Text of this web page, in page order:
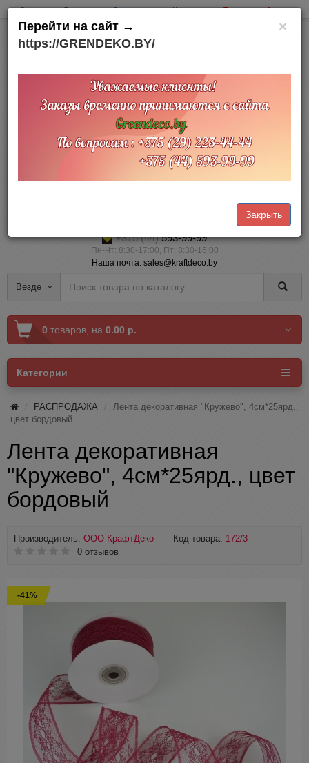
Оплата Доставка О компании Контакты Товары на Акции
Офис и склад:
Минский район
д. Тарасово
Тарасовский пр.,3
Доставка по Беларуси
Прием заказов Online через корзину — 24/7 (наличный и безналичный
+375 (44)593-99-99
Пн-Чт: 8:30-17:00, Пт: 8:30-16:00
Наша почта: sales@kraftdeco.by
Везде
0 товаров, на 0.00 р.
Категории
РАСПРОДАЖА
Лента декоративная "Кружево", 4см*25ярд.,
цвет бордовый
Лента декоративная
"Кружево", 4см*25ярд., цвет
бордовый
Производитель: ООО КрафтДеко Код товара: 172/3
0 отзывов
-41%
×
Перейти на сайт →
https://GRENDEKO.BY/
Закрыть